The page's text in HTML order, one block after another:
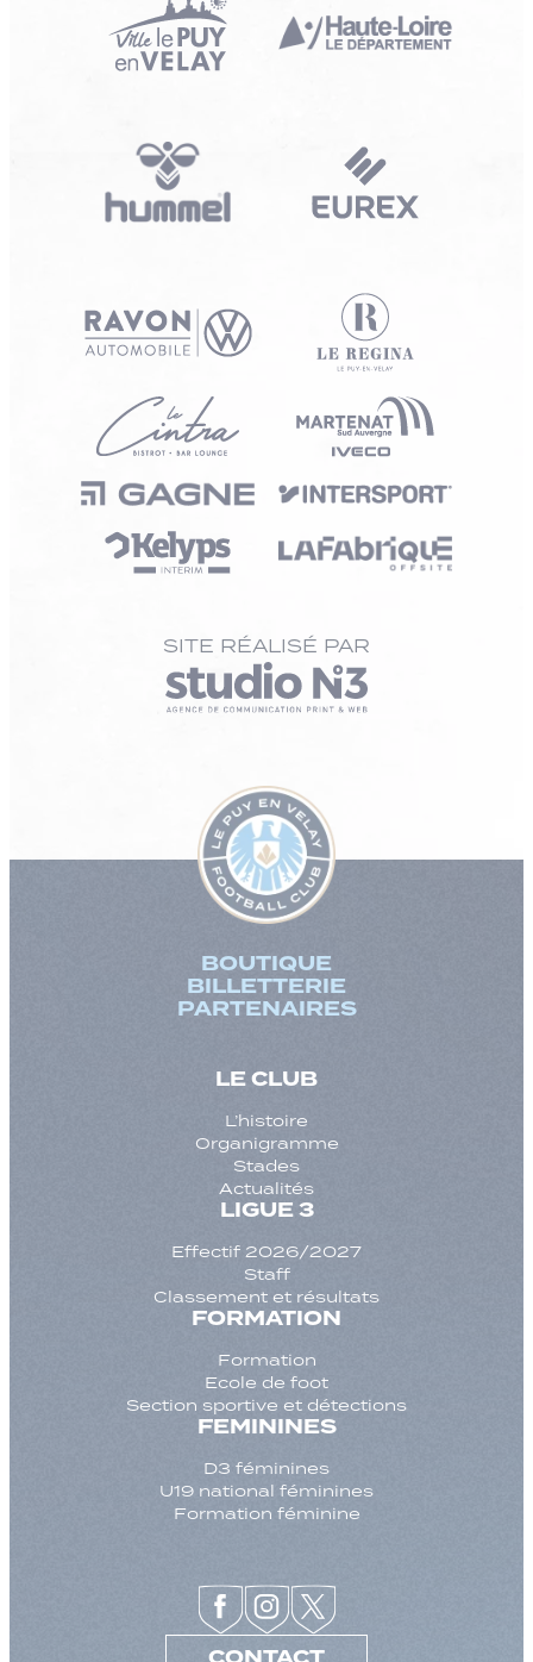
SITE RÉALISÉ PAR
BOUTIQUE
BILLETTERIE
PARTENAIRES
LE CLUB
L’histoire
Organigramme
Stades
Actualités
LIGUE 3
Effectif 2026/2027
Staff
Classement et résultats
FORMATION
Formation
Ecole de foot
Section sportive et détections
FEMININES
D3 féminines
U19 national féminines
Formation féminine